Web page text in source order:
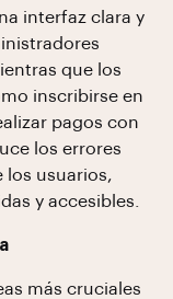
interfaz clara y
que los
inscribirse en
pagos con
los errores
los usuarios,
y accesibles.
más cruciales